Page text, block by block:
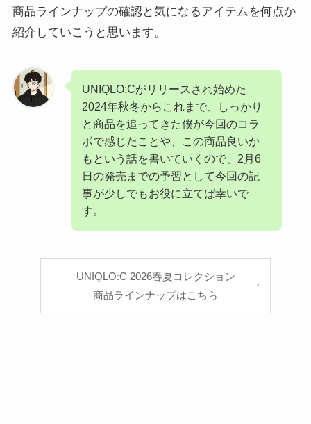
商品ラインナップの確認と気になるアイテムを何点か
紹介していこうと思います。
UNIQLO:Cがリリースされ始めた
2024年秋冬からこれまで、しっかり
と商品を追ってきた僕が今回のコラ
ボで感じたことや、この商品良いか
もという話を書いていくので、2月6
日の発売までの予習として今回の記
事が少しでもお役に立てば幸いで
す。
UNIQLO:C 2026春夏コレクション
商品ラインナップはこちら